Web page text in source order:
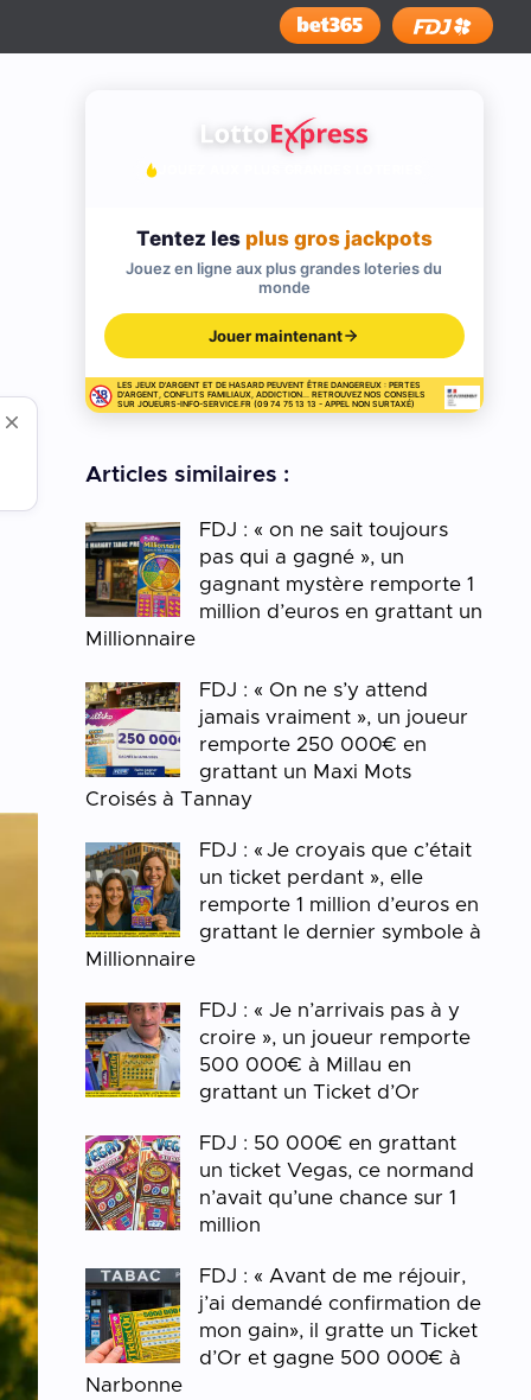
Installer
Tentez les plus gros jackpots
Jouez en ligne aux plus grandes loteries du
monde
Jouer maintenant
LES JEUX D'ARGENT ET DE HASARD PEUVENT ÊTRE DANGEREUX : PERTES
D'ARGENT, CONFLITS FAMILIAUX, ADDICTION... RETROUVEZ NOS CONSEILS
SUR JOUEURS-INFO-SERVICE.FR (09 74 75 13 13 - APPEL NON SURTAXÉ)
Articles similaires :
FDJ : « on ne sait toujours
pas qui a gagné », un
gagnant mystère remporte 1
million d’euros en grattant un
Millionnaire
FDJ : « On ne s’y attend
jamais vraiment », un joueur
remporte 250 000€ en
grattant un Maxi Mots
Croisés à Tannay
FDJ : « Je croyais que c’était
un ticket perdant », elle
remporte 1 million d’euros en
grattant le dernier symbole à
Millionnaire
FDJ : « Je n’arrivais pas à y
croire », un joueur remporte
500 000€ à Millau en
grattant un Ticket d’Or
FDJ : 50 000€ en grattant
un ticket Vegas, ce normand
n’avait qu’une chance sur 1
million
FDJ : « Avant de me réjouir,
j’ai demandé confirmation de
mon gain», il gratte un Ticket
d’Or et gagne 500 000€ à
Narbonne